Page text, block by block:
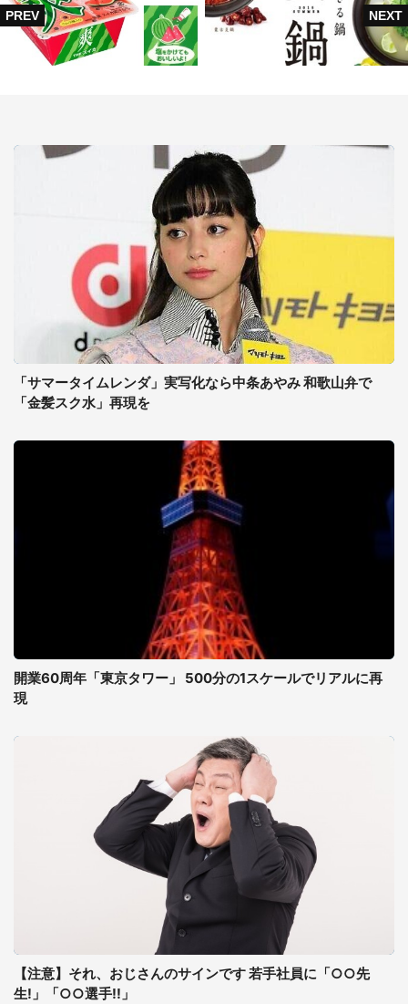
「サマータイムレンダ」実写化なら中条あやみ 和歌山弁で
「金髪スク水」再現を
開業60周年「東京タワー」 500分の1スケールでリアルに再
現
【注意】それ、おじさんのサインです 若手社員に「○○先
生!」「○○選手!!」